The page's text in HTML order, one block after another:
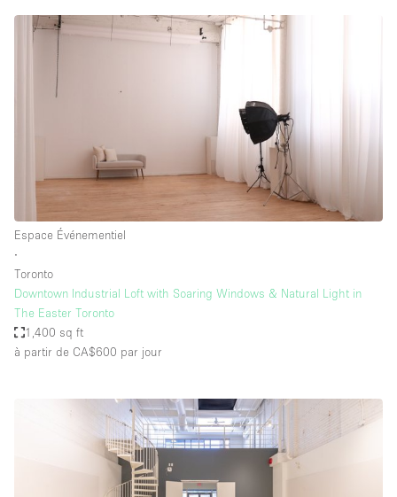
Espace Événementiel
∙
Toronto
Downtown Industrial Loft with Soaring Windows & Natural Light in
The Easter Toronto
1,400 sq ft
à partir de CA$600 par jour